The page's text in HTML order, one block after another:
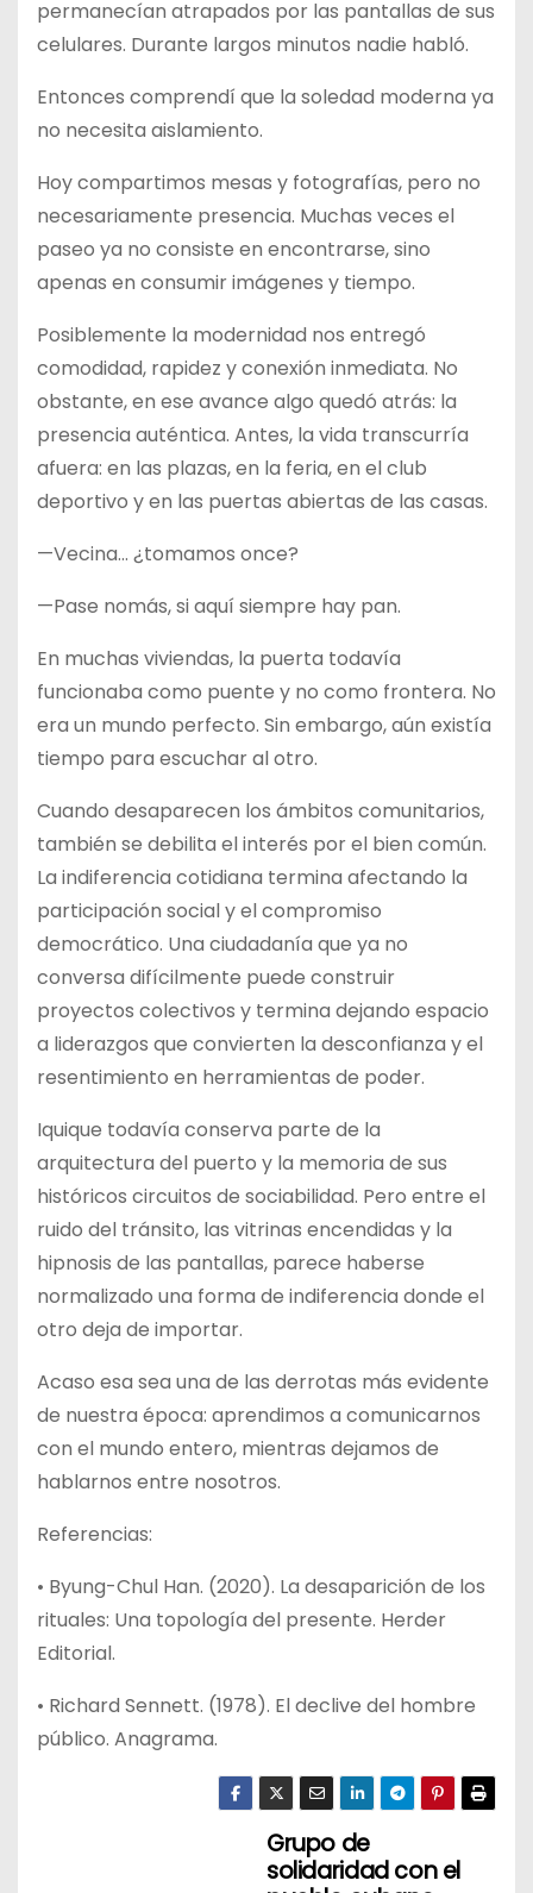
permanecían atrapados por las pantallas de sus
celulares. Durante largos minutos nadie habló.
Entonces comprendí que la soledad moderna ya
no necesita aislamiento.
Hoy compartimos mesas y fotografías, pero no
necesariamente presencia. Muchas veces el
paseo ya no consiste en encontrarse, sino
apenas en consumir imágenes y tiempo.
Posiblemente la modernidad nos entregó
comodidad, rapidez y conexión inmediata. No
obstante, en ese avance algo quedó atrás: la
presencia auténtica. Antes, la vida transcurría
afuera: en las plazas, en la feria, en el club
deportivo y en las puertas abiertas de las casas.
—Vecina… ¿tomamos once?
—Pase nomás, si aquí siempre hay pan.
En muchas viviendas, la puerta todavía
funcionaba como puente y no como frontera. No
era un mundo perfecto. Sin embargo, aún existía
tiempo para escuchar al otro.
Cuando desaparecen los ámbitos comunitarios,
también se debilita el interés por el bien común.
La indiferencia cotidiana termina afectando la
participación social y el compromiso
democrático. Una ciudadanía que ya no
conversa difícilmente puede construir
proyectos colectivos y termina dejando espacio
a liderazgos que convierten la desconfianza y el
resentimiento en herramientas de poder.
Iquique todavía conserva parte de la
arquitectura del puerto y la memoria de sus
históricos circuitos de sociabilidad. Pero entre el
ruido del tránsito, las vitrinas encendidas y la
hipnosis de las pantallas, parece haberse
normalizado una forma de indiferencia donde el
otro deja de importar.
Acaso esa sea una de las derrotas más evidente
de nuestra época: aprendimos a comunicarnos
con el mundo entero, mientras dejamos de
hablarnos entre nosotros.
Referencias:
• Byung-Chul Han. (2020). La desaparición de los
rituales: Una topología del presente. Herder
Editorial.
• Richard Sennett. (1978). El declive del hombre
público. Anagrama.
Grupo de
solidaridad con el